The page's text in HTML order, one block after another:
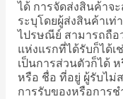
ได้ การจัดส่งสินค้าจ
ระบุโดยผู้ส่งสินค้าเ
ไปรษณีย์ สามารถถือ
แห่งแรกที่ได้รับก็ได้เ
เป็นการส่วนตัวก็ได้
หรือ ชื่อ ที่อยู่ ผู้รับไม่
การรับของหรือการช